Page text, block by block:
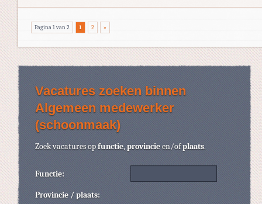
Pagina 1 van 2 1 2 »
Vacatures zoeken binnen
Algemeen medewerker
(schoonmaak)
Zoek vacatures opfunctie,provincieen/ofplaats.
Functie:
Provincie / plaats: